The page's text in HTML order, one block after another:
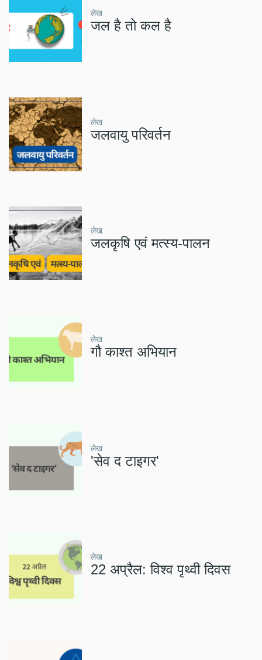
लेख
जल है तो कल है
लेख
जलवायु परिवर्तन
लेख
जलकृषि एवं मत्स्य-पालन
लेख
गौ काश्त अभियान
लेख
'सेव द टाइगर'
लेख
22 अप्रैल: विश्व पृथ्वी दिवस